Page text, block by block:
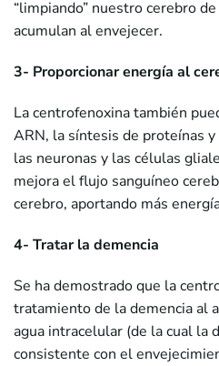
“limpiando” nuestro cerebro
acumulan al envejecer.
3- Proporcionar energía al
La centrofenoxina también
ARN, la síntesis de proteínas
las neuronas y las células
mejora el flujo sanguíneo
cerebro, aportando más
4- Tratar la demencia
Se ha demostrado que la
tratamiento de la demencia al
agua intracelular (de la cual la
consistente con el